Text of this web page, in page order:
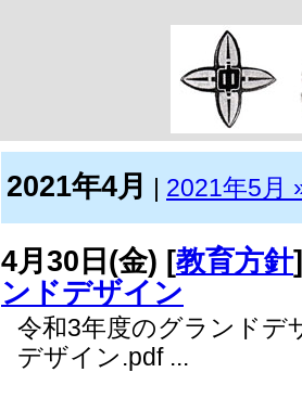
2021年4月 2021年5月
4月30日(金) [教育方針
ンドデザイン
令和3年度のグランド
デザイン.pdf ...